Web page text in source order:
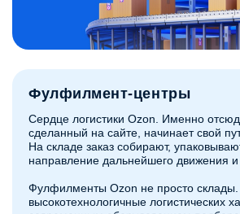
Фулфилмент-центры
Сердце логистики Ozon. Именно
сделанный на сайте, начинает свой
На складе заказ собирают,
направление дальнейшего движения и
Фулфилменты Ozon не просто
высокотехнологичные логистических